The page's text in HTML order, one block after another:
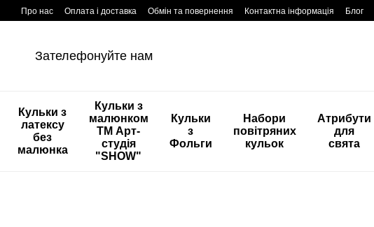
Перейти к основному контенту
Про нас Оплата і доставка Обмін та повернення Контактна інформація Блог
Зателефонуйте нам
Кульки з
латексу
без
малюнка
Кульки з
малюнком
ТМ Арт-
студія
"SHOW"
Кульки
з
Фольги
Набори
повітряних
кульок
Атрибути
для
свята